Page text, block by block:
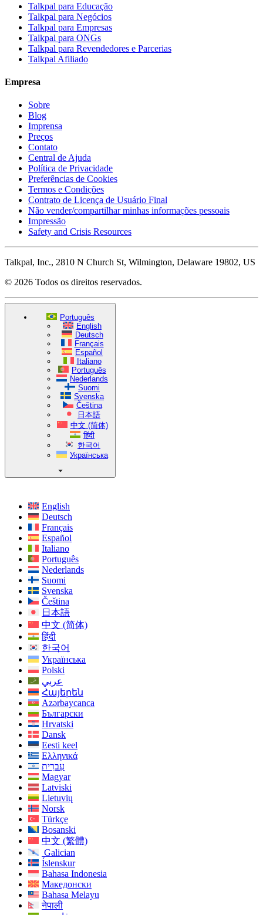
Talkpal para Educação
Talkpal para Negócios
Talkpal para Empresas
Talkpal para ONGs
Talkpal para Revendedores e Parcerias
Talkpal Afiliado
Empresa
Sobre
Blog
Imprensa
Preços
Contato
Central de Ajuda
Política de Privacidade
Preferências de Cookies
Termos e Condições
Contrato de Licença de Usuário Final
Não vender/compartilhar minhas informações pessoais
Impressão
Safety and Crisis Resources
Talkpal, Inc., 2810 N Church St, Wilmington, Delaware 19802, US
© 2026 Todos os direitos reservados.
Português
English
Deutsch
Français
Español
Italiano
Português
Nederlands
Suomi
Svenska
Čeština
日本語
中文 (简体)
हिंदी
한국어
Українська
English
Deutsch
Français
Español
Italiano
Português
Nederlands
Suomi
Svenska
Čeština
日本語
中文 (简体)
हिंदी
한국어
Українська
Polski
عربي
Հայերեն
Azərbaycanca
Български
Hrvatski
Dansk
Eesti keel
Ελληνικά
עִברִית
Magyar
Latviski
Lietuvių
Norsk
Türkçe
Bosanski
中文 (繁體)
Galician
Íslenskur
Bahasa Indonesia
Македонски
Bahasa Melayu
नेपाली